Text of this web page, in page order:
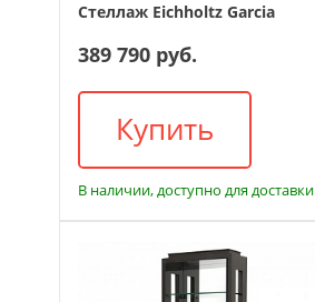
Стеллаж Eichholtz Garcia
389 790 руб.
Купить
В наличии, доступно для доставки